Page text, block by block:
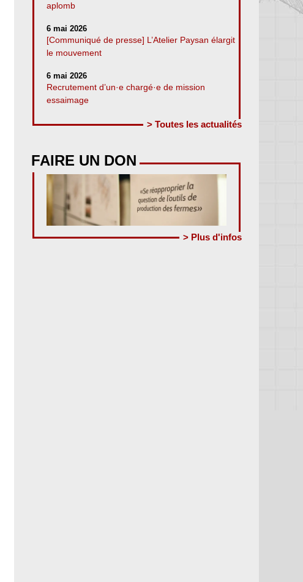
aplomb
6 mai 2026
[Communiqué de presse] L’Atelier Paysan élargit
le mouvement
6 mai 2026
Recrutement d’un·e chargé·e de mission
essaimage
> Toutes les actualités
FAIRE UN DON
> Plus d'infos